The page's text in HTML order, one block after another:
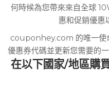
何時候為您帶來來自全球
惠和促銷優惠
couponhey.com 的唯一使
優惠券代碼並更新您需要的
在以下國家/地區購